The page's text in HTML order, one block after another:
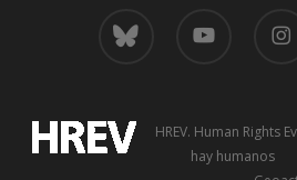
bluesky
HREV. Human Rights
hay humanos